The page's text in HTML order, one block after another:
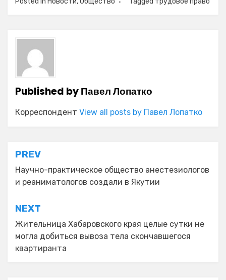
Published byПавел Лопатко
Корреспондент View all posts by Павел Лопатко
Навигация
по
записям
PREV
Научно-практическое общество анестезиологов
и реаниматологов создали в Якутии
NEXT
Жительница Хабаровского края целые сутки не
могла добиться вывоза тела скончавшегося
квартиранта